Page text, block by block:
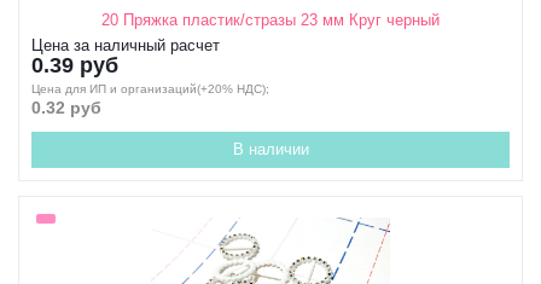
20 Пряжка пластик/стразы 23 мм Круг черный
Цена за наличный расчет
0.39 руб
Цена для ИП и организаций(+20% НДС);
0.32 руб
В наличии